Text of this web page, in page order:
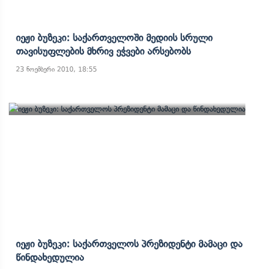
Იეჟი Ბუზეკი: Საქართველოში Მედიის Სრული
Თავისუფლების Მხრივ Ეჭვები Არსებობს
23 ნოემბერი 2010, 18:55
Იეჟი Ბუზეკი: Საქართველოს Პრეზიდენტი Მამაცი Და
Წინდახედულია